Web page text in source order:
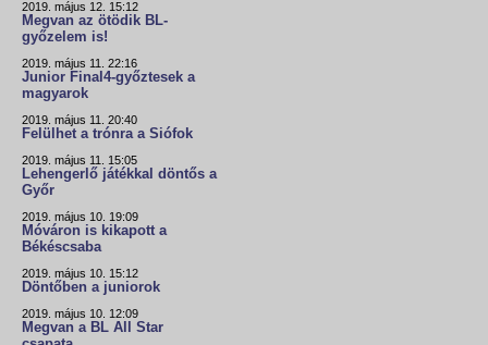
2019. május 12. 15:12
Megvan az ötödik BL-
győzelem is!
2019. május 11. 22:16
Junior Final4-győztesek a
magyarok
2019. május 11. 20:40
Felülhet a trónra a Siófok
2019. május 11. 15:05
Lehengerlő játékkal döntős a
Győr
2019. május 10. 19:09
Móváron is kikapott a
Békéscsaba
2019. május 10. 15:12
Döntőben a juniorok
2019. május 10. 12:09
Megvan a BL All Star